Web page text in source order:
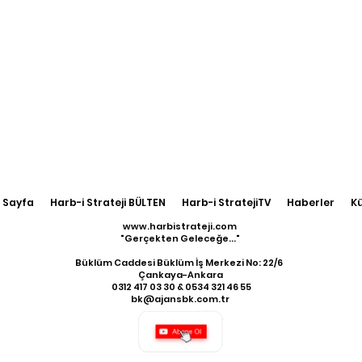
Sayfa Harb-i Strateji BÜLTEN Harb-i StratejiTV Haberler
www.harbistrateji.com
"Gerçekten Geleceğe..."
Büklüm Caddesi Büklüm İş Merkezi No: 22/6
Çankaya-Ankara
​ 0312 417 03 30 & 0534 321 46 55
bk@ajansbk.com.tr